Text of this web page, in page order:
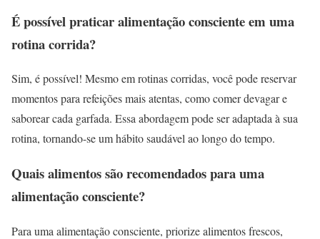
É possível praticar alimentação consciente em uma
rotina corrida?
Sim, é possível! Mesmo em rotinas corridas, você pode reservar
momentos para refeições mais atentas, como comer devagar e
saborear cada garfada. Essa abordagem pode ser adaptada à sua
rotina, tornando-se um hábito saudável ao longo do tempo.
Quais alimentos são recomendados para uma
alimentação consciente?
Para uma alimentação consciente, priorize alimentos frescos,